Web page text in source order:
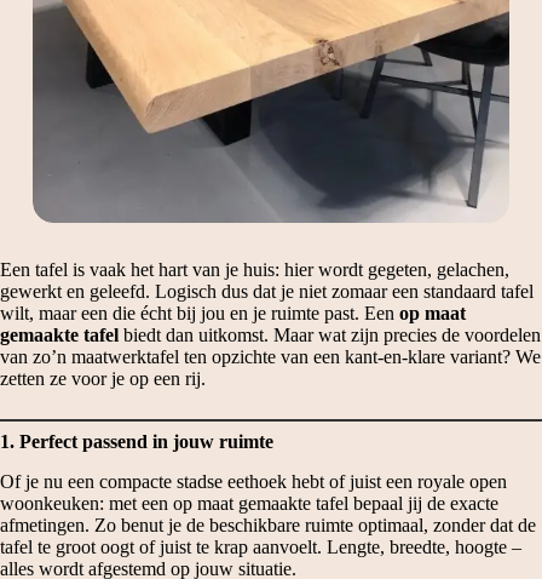
Een tafel is vaak het hart van je huis: hier wordt gegeten, gelachen,
gewerkt en geleefd. Logisch dus dat je niet zomaar een standaard tafel
wilt, maar een die écht bij jou en je ruimte past. Een op maat
gemaakte tafel biedt dan uitkomst. Maar wat zijn precies de voordelen
van zo’n maatwerktafel ten opzichte van een kant-en-klare variant? We
zetten ze voor je op een rij.
1. Perfect passend in jouw ruimte
Of je nu een compacte stadse eethoek hebt of juist een royale open
woonkeuken: met een op maat gemaakte tafel bepaal jij de exacte
afmetingen. Zo benut je de beschikbare ruimte optimaal, zonder dat de
tafel te groot oogt of juist te krap aanvoelt. Lengte, breedte, hoogte –
alles wordt afgestemd op jouw situatie.